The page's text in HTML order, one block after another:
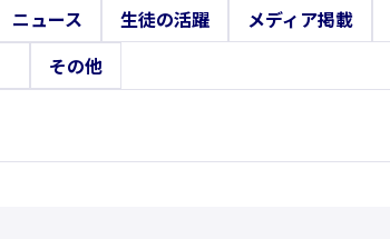
ニュース 生徒の活躍 メディア掲載
その他